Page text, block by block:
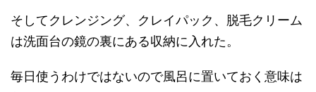
そしてクレンジング、クレイパック、脱毛クリーム
は洗面台の鏡の裏にある収納に入れた。
毎日使うわけではないので風呂に置いておく意味は